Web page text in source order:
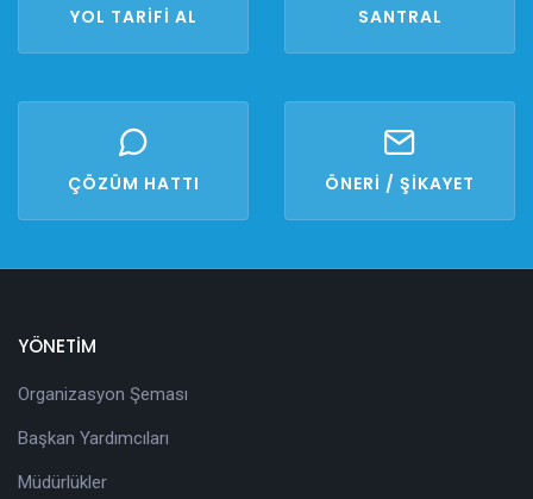
YOL TARİFİ AL SANTRAL
ÇÖZÜM HATTI ÖNERİ / ŞİKAYET
YÖNETİM
Organizasyon Şeması
Başkan Yardımcıları
Müdürlükler